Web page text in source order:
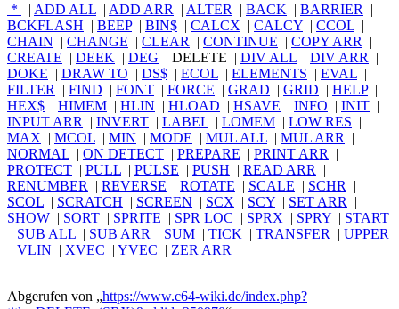
*
| ADD ALL | ADD ARR | ALTER | BACK | BARRIER
|
BCKFLASH | BEEP| BIN$ | CALCX | CALCY | CCOL |
CHAIN | CHANGE | CLEAR | CONTINUE | COPY ARR
|
CREATE | DEEK | DEG | DELETE | DIV ALL | DIV ARR
|
DOKE | DRAW TO | DS$ | ECOL | ELEMENTS | EVAL |
FILTER
| FIND | FONT | FORCE | GRAD | GRID | HELP|
HEX$ | HIMEM | HLIN | HLOAD | HSAVE | INFO | INIT |
INPUT ARR
| INVERT | LABEL | LOMEM | LOW RES |
MAX | MCOL | MIN | MODE | MUL ALL | MUL ARR
|
NORMAL | ON DETECT | PREPARE | PRINT ARR
|
PROTECT | PULL | PULSE | PUSH | READ ARR
|
RENUMBER
| REVERSE | ROTATE | SCALE | SCHR
|
SCOL | SCRATCH | SCREEN | SCX | SCY | SET ARR
|
SHOW | SORT | SPRITE | SPR LOC | SPRX | SPRY | START
| SUB ALL | SUB ARR | SUM | TICK | TRANSFER | UPPER
| VLIN | XVEC | YVEC | ZER ARR |
Abgerufen von „https://www.c64-wiki.de/index.php?